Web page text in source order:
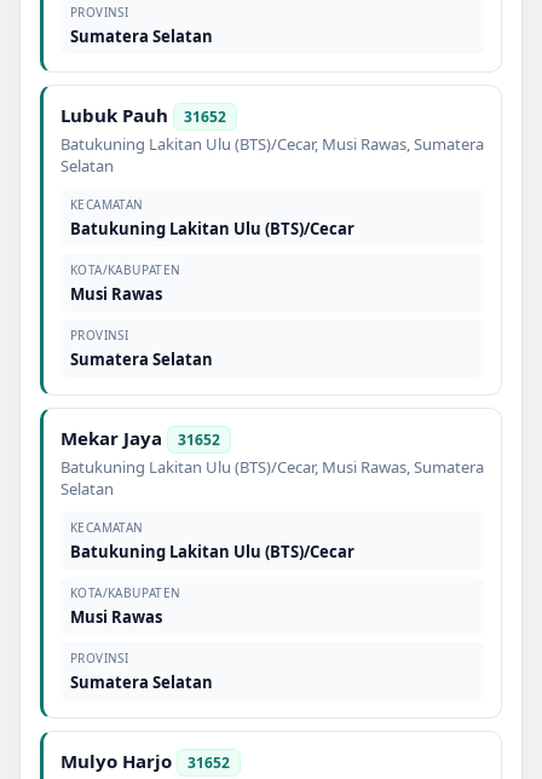
PROVINSI
Sumatera Selatan
Lubuk Pauh 31652
Batukuning Lakitan Ulu (BTS)/Cecar, Musi Rawas,Sumatera
Selatan
KECAMATAN
Batukuning Lakitan Ulu (BTS)/Cecar
KOTA/KABUPATEN
Musi Rawas
PROVINSI
Sumatera Selatan
Mekar Jaya 31652
Batukuning Lakitan Ulu (BTS)/Cecar, Musi Rawas,Sumatera
Selatan
KECAMATAN
Batukuning Lakitan Ulu (BTS)/Cecar
KOTA/KABUPATEN
Musi Rawas
PROVINSI
Sumatera Selatan
Mulyo Harjo 31652